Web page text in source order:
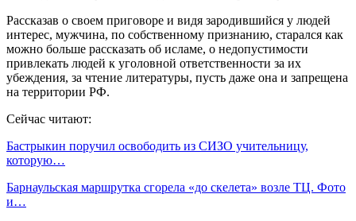
Рассказав о своем приговоре и видя зародившийся у людей
интерес, мужчина, по собственному признанию, старался как
можно больше рассказать об исламе, о недопустимости
привлекать людей к уголовной ответственности за их
убеждения, за чтение литературы, пусть даже она и запрещена
на территории РФ.
Сейчас читают:
Бастрыкин поручил освободить из СИЗО учительницу,
которую…
Барнаульская маршрутка сгорела «до скелета» возле ТЦ. Фото
и…